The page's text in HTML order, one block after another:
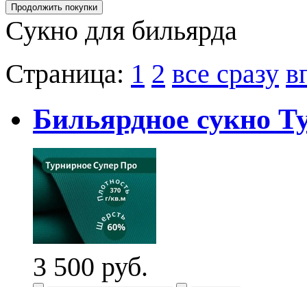
Сукно для бильярда
Страница: 1 2 все сразу
Бильярдное сукно
3 500 руб.